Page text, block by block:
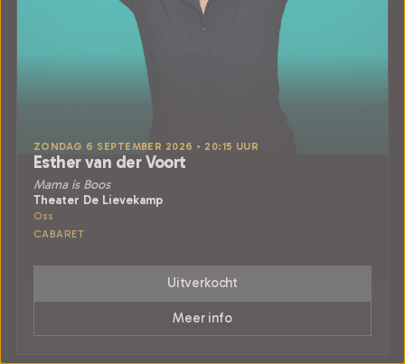
ZONDAG 6 SEPTEMBER 2026 • 20:15 UUR
Esther van der Voort
Mama is Boos
Theater De Lievekamp
Oss
CABARET
Uitverkocht
Meer info